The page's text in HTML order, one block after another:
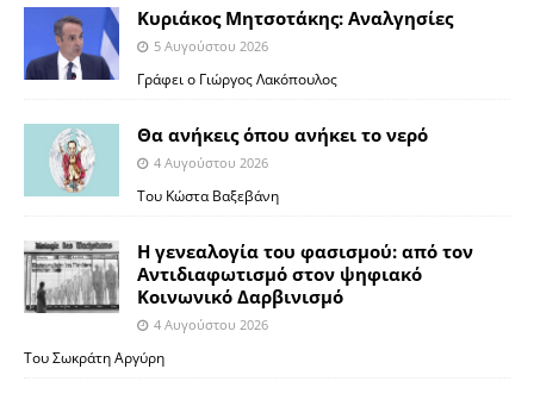
Κυριάκος Μητσοτάκης: Αναλγησίες
5 Αυγούστου 2026
Γράφει ο Γιώργος Λακόπουλος
Θα ανήκεις όπου ανήκει το νερό
4 Αυγούστου 2026
Του Κώστα Βαξεβάνη
Η γενεαλογία του φασισμού: από τον
Αντιδιαφωτισμό στον ψηφιακό
Κοινωνικό Δαρβινισμό
4 Αυγούστου 2026
Του Σωκράτη Αργύρη